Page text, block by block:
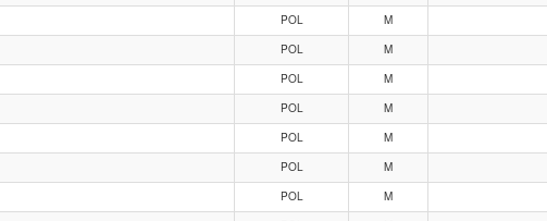
POL M
POL M
POL M
POL M
POL M
POL M
POL M